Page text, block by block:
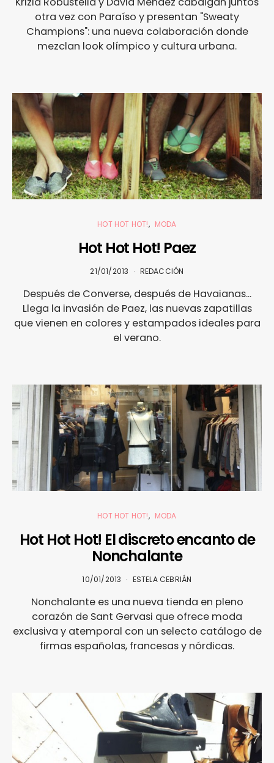
otra vez con Paraíso y presentan "Sweaty
Champions": una nueva colaboración donde
mezclan look olímpico y cultura urbana.
HOT HOT HOT! MODA
Hot Hot Hot! Paez
21/01/2013 REDACCIÓN
Después de Converse, después de Havaianas...
Llega la invasión de Paez, las nuevas zapatillas
que vienen en colores y estampados ideales para
el verano.
HOT HOT HOT! MODA
Hot Hot Hot! El discreto encanto de
Nonchalante
10/01/2013 ESTELA CEBRIÁN
Nonchalante es una nueva tienda en pleno
corazón de Sant Gervasi que ofrece moda
exclusiva y atemporal con un selecto catálogo de
firmas españolas, francesas y nórdicas.